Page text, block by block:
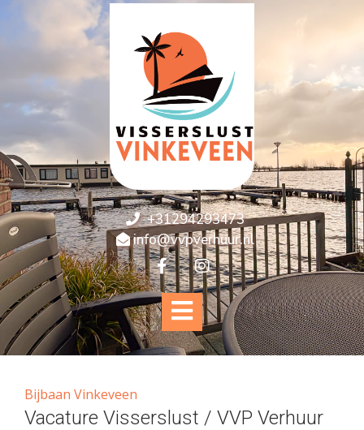
+31294293473
info@vvpverhuur.nl
Bijbaan Vinkeveen
Vacature Visserslust / VVP Verhuur